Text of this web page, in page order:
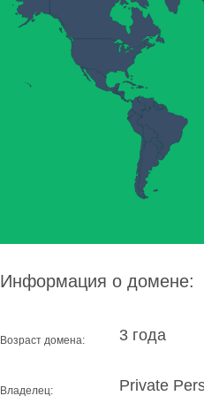
Информация о домене:
Возраст домена: 3 года
Владелец: Private